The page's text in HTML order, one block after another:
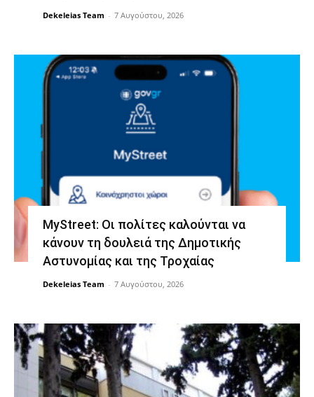
Dekeleias Team - 7 Αυγούστου, 2026
MyStreet: Οι πολίτες καλούνται να
κάνουν τη δουλειά της Δημοτικής
Αστυνομίας και της Τροχαίας
Dekeleias Team - 7 Αυγούστου, 2026